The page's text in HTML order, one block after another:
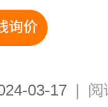
03-17 | 阅